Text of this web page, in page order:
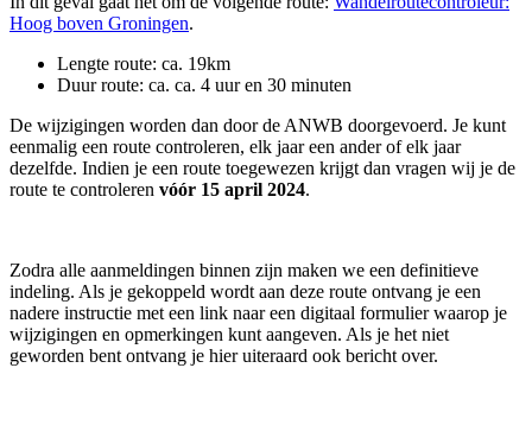
Hoog boven Groningen.
Lengte route: ca. 19km
Duur route: ca. ca. 4 uur en 30 minuten
De wijzigingen worden dan door de ANWB doorgevoerd. Je kunt
eenmalig een route controleren, elk jaar een ander of elk jaar
dezelfde. Indien je een route toegewezen krijgt dan vragen wij je de
route te controleren vóór 15 april 2024.
Zodra alle aanmeldingen binnen zijn maken we een definitieve
indeling. Als je gekoppeld wordt aan deze route ontvang je een
nadere instructie met een link naar een digitaal formulier waarop je
wijzigingen en opmerkingen kunt aangeven. Als je het niet
geworden bent ontvang je hier uiteraard ook bericht over.